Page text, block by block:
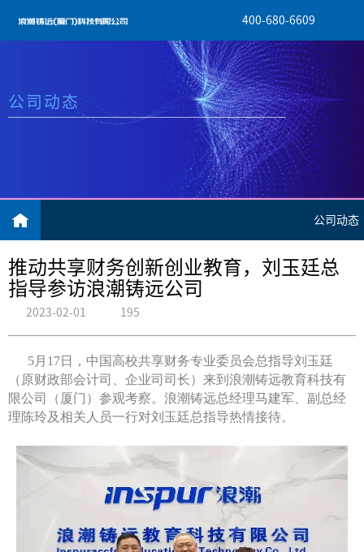
400-680-6609
公司动态
公司动态
推动共享财务创新创业教育，刘玉廷总
指导参访浪潮铸远公司
2023-02-01 195
5月17日，中国高校共享财务专业委员会总指导刘玉廷
（原财政部会计司、企业司司长）来到浪潮铸远教育科技有
限公司（厦门）参观考察。浪潮铸远总经理马建军、副总经
理陈玲及相关人员一行对刘玉廷总指导热情接待。